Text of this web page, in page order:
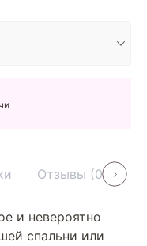
Отзывы (0)
и невероятно
спальни или